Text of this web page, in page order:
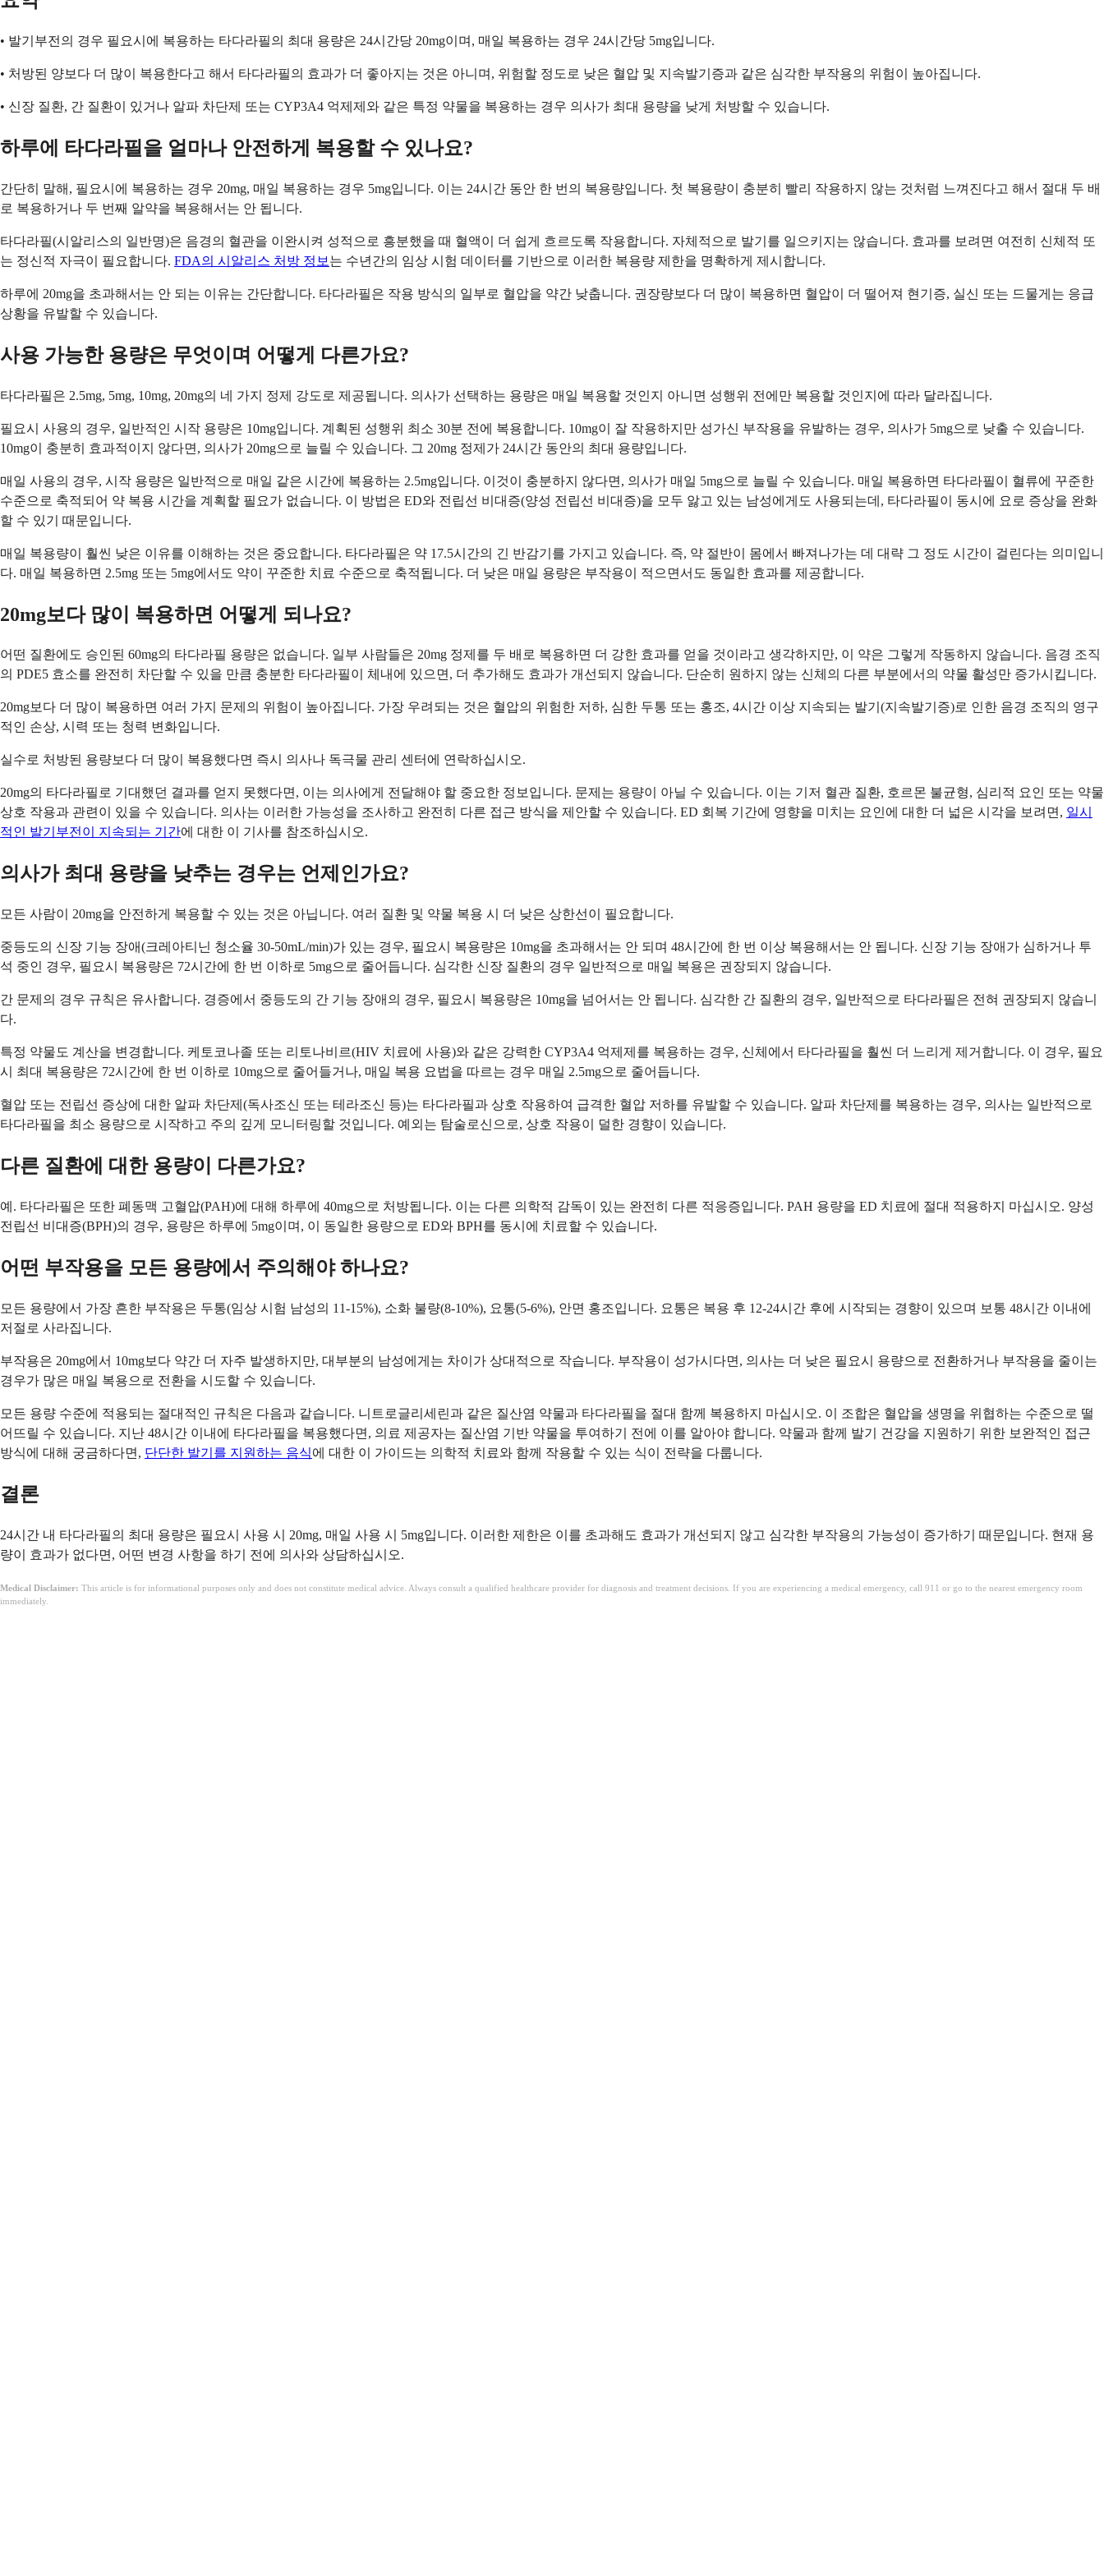
• 발기부전의 경우 필요시에 복용하는 타다라필의 최대 용량은 24시간당 20mg이며, 매일 복용하는 경우 24시간당 5mg입니다.
• 처방된 양보다 더 많이 복용한다고 해서 타다라필의 효과가 더 좋아지는 것은 아니며, 위험할 정도로 낮은 혈압 및 지속발기증과 같은 심각한 부작용의 위험이 높아집니다.
• 신장 질환, 간 질환이 있거나 알파 차단제 또는 CYP3A4 억제제와 같은 특정 약물을 복용하는 경우 의사가 최대 용량을 낮게 처방할 수 있습니다.
하루에 타다라필을 얼마나 안전하게 복용할 수 있나요?
간단히 말해, 필요시에 복용하는 경우 20mg, 매일 복용하는 경우 5mg입니다. 이는 24시간 동안 한 번의 복용량입니다. 첫 복용량이 충분히 빨리 작용하지 않는 것처럼 느껴진다고 해서 절대 두 배
로 복용하거나 두 번째 알약을 복용해서는 안 됩니다.
타다라필(시알리스의 일반명)은 음경의 혈관을 이완시켜 성적으로 흥분했을 때 혈액이 더 쉽게 흐르도록 작용합니다. 자체적으로 발기를 일으키지는 않습니다. 효과를 보려면 여전히 신체적 또
는 정신적 자극이 필요합니다. FDA의 시알리스 처방 정보 는 수년간의 임상 시험 데이터를 기반으로 이러한 복용량 제한을 명확하게 제시합니다.
하루에 20mg을 초과해서는 안 되는 이유는 간단합니다. 타다라필은 작용 방식의 일부로 혈압을 약간 낮춥니다. 권장량보다 더 많이 복용하면 혈압이 더 떨어져 현기증, 실신 또는 드물게는 응급
상황을 유발할 수 있습니다.
사용 가능한 용량은 무엇이며 어떻게 다른가요?
타다라필은 2.5mg, 5mg, 10mg, 20mg의 네 가지 정제 강도로 제공됩니다. 의사가 선택하는 용량은 매일 복용할 것인지 아니면 성행위 전에만 복용할 것인지에 따라 달라집니다.
필요시 사용의 경우, 일반적인 시작 용량은 10mg입니다. 계획된 성행위 최소 30분 전에 복용합니다. 10mg이 잘 작용하지만 성가신 부작용을 유발하는 경우, 의사가 5mg으로 낮출 수 있습니다.
10mg이 충분히 효과적이지 않다면, 의사가 20mg으로 늘릴 수 있습니다. 그 20mg 정제가 24시간 동안의 최대 용량입니다.
매일 사용의 경우, 시작 용량은 일반적으로 매일 같은 시간에 복용하는 2.5mg입니다. 이것이 충분하지 않다면, 의사가 매일 5mg으로 늘릴 수 있습니다. 매일 복용하면 타다라필이 혈류에 꾸준한
수준으로 축적되어 약 복용 시간을 계획할 필요가 없습니다. 이 방법은 ED와 전립선 비대증(양성 전립선 비대증)을 모두 앓고 있는 남성에게도 사용되는데, 타다라필이 동시에 요로 증상을 완화
할 수 있기 때문입니다.
매일 복용량이 훨씬 낮은 이유를 이해하는 것은 중요합니다. 타다라필은 약 17.5시간의 긴 반감기를 가지고 있습니다. 즉, 약 절반이 몸에서 빠져나가는 데 대략 그 정도 시간이 걸린다는 의미입니
다. 매일 복용하면 2.5mg 또는 5mg에서도 약이 꾸준한 치료 수준으로 축적됩니다. 더 낮은 매일 용량은 부작용이 적으면서도 동일한 효과를 제공합니다.
20mg보다 많이 복용하면 어떻게 되나요?
어떤 질환에도 승인된 60mg의 타다라필 용량은 없습니다. 일부 사람들은 20mg 정제를 두 배로 복용하면 더 강한 효과를 얻을 것이라고 생각하지만, 이 약은 그렇게 작동하지 않습니다. 음경 조직
의 PDE5 효소를 완전히 차단할 수 있을 만큼 충분한 타다라필이 체내에 있으면, 더 추가해도 효과가 개선되지 않습니다. 단순히 원하지 않는 신체의 다른 부분에서의 약물 활성만 증가시킵니다.
20mg보다 더 많이 복용하면 여러 가지 문제의 위험이 높아집니다. 가장 우려되는 것은 혈압의 위험한 저하, 심한 두통 또는 홍조, 4시간 이상 지속되는 발기(지속발기증)로 인한 음경 조직의 영구
적인 손상, 시력 또는 청력 변화입니다.
실수로 처방된 용량보다 더 많이 복용했다면 즉시 의사나 독극물 관리 센터에 연락하십시오.
20mg의 타다라필로 기대했던 결과를 얻지 못했다면, 이는 의사에게 전달해야 할 중요한 정보입니다. 문제는 용량이 아닐 수 있습니다. 이는 기저 혈관 질환, 호르몬 불균형, 심리적 요인 또는 약물
상호 작용과 관련이 있을 수 있습니다. 의사는 이러한 가능성을 조사하고 완전히 다른 접근 방식을 제안할 수 있습니다. ED 회복 기간에 영향을 미치는 요인에 대한 더 넓은 시각을 보려면, 일시
적인 발기부전이 지속되는 기간에 대한 이 기사를 참조하십시오.
의사가 최대 용량을 낮추는 경우는 언제인가요?
모든 사람이 20mg을 안전하게 복용할 수 있는 것은 아닙니다. 여러 질환 및 약물 복용 시 더 낮은 상한선이 필요합니다.
중등도의 신장 기능 장애(크레아티닌 청소율 30-50mL/min)가 있는 경우, 필요시 복용량은 10mg을 초과해서는 안 되며 48시간에 한 번 이상 복용해서는 안 됩니다. 신장 기능 장애가 심하거나 투
석 중인 경우, 필요시 복용량은 72시간에 한 번 이하로 5mg으로 줄어듭니다. 심각한 신장 질환의 경우 일반적으로 매일 복용은 권장되지 않습니다.
간 문제의 경우 규칙은 유사합니다. 경증에서 중등도의 간 기능 장애의 경우, 필요시 복용량은 10mg을 넘어서는 안 됩니다. 심각한 간 질환의 경우, 일반적으로 타다라필은 전혀 권장되지 않습니
다.
특정 약물도 계산을 변경합니다. 케토코나졸 또는 리토나비르(HIV 치료에 사용)와 같은 강력한 CYP3A4 억제제를 복용하는 경우, 신체에서 타다라필을 훨씬 더 느리게 제거합니다. 이 경우, 필요
시 최대 복용량은 72시간에 한 번 이하로 10mg으로 줄어들거나, 매일 복용 요법을 따르는 경우 매일 2.5mg으로 줄어듭니다.
혈압 또는 전립선 증상에 대한 알파 차단제(독사조신 또는 테라조신 등)는 타다라필과 상호 작용하여 급격한 혈압 저하를 유발할 수 있습니다. 알파 차단제를 복용하는 경우, 의사는 일반적으로
타다라필을 최소 용량으로 시작하고 주의 깊게 모니터링할 것입니다. 예외는 탐술로신으로, 상호 작용이 덜한 경향이 있습니다.
다른 질환에 대한 용량이 다른가요?
예. 타다라필은 또한 폐동맥 고혈압(PAH)에 대해 하루에 40mg으로 처방됩니다. 이는 다른 의학적 감독이 있는 완전히 다른 적응증입니다. PAH 용량을 ED 치료에 절대 적용하지 마십시오. 양성
전립선 비대증(BPH)의 경우, 용량은 하루에 5mg이며, 이 동일한 용량으로 ED와 BPH를 동시에 치료할 수 있습니다.
어떤 부작용을 모든 용량에서 주의해야 하나요?
모든 용량에서 가장 흔한 부작용은 두통(임상 시험 남성의 11-15%), 소화 불량(8-10%), 요통(5-6%), 안면 홍조입니다. 요통은 복용 후 12-24시간 후에 시작되는 경향이 있으며 보통 48시간 이내에
저절로 사라집니다.
부작용은 20mg에서 10mg보다 약간 더 자주 발생하지만, 대부분의 남성에게는 차이가 상대적으로 작습니다. 부작용이 성가시다면, 의사는 더 낮은 필요시 용량으로 전환하거나 부작용을 줄이는
경우가 많은 매일 복용으로 전환을 시도할 수 있습니다.
모든 용량 수준에 적용되는 절대적인 규칙은 다음과 같습니다. 니트로글리세린과 같은 질산염 약물과 타다라필을 절대 함께 복용하지 마십시오. 이 조합은 혈압을 생명을 위협하는 수준으로 떨
어뜨릴 수 있습니다. 지난 48시간 이내에 타다라필을 복용했다면, 의료 제공자는 질산염 기반 약물을 투여하기 전에 이를 알아야 합니다. 약물과 함께 발기 건강을 지원하기 위한 보완적인 접근
방식에 대해 궁금하다면, 단단한 발기를 지원하는 음식에 대한 이 가이드는 의학적 치료와 함께 작용할 수 있는 식이 전략을 다룹니다.
결론
24시간 내 타다라필의 최대 용량은 필요시 사용 시 20mg, 매일 사용 시 5mg입니다. 이러한 제한은 이를 초과해도 효과가 개선되지 않고 심각한 부작용의 가능성이 증가하기 때문입니다. 현재 용
량이 효과가 없다면, 어떤 변경 사항을 하기 전에 의사와 상담하십시오.
Medical Disclaimer: This article is for informational purposes only and does not constitute medical advice. Always consult a qualified healthcare provider for diagnosis and treatment decisions. If you are experiencing a medical emergency, call 911 or go to the nearest emergency room
immediately.